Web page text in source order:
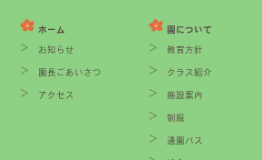
ホーム
お知らせ
園長ごあいさつ
アクセス
園について
教育方針
クラス紹介
施設案内
制服
通園バス